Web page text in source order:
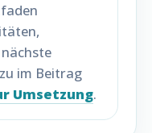
im Beitrag
Umsetzung.